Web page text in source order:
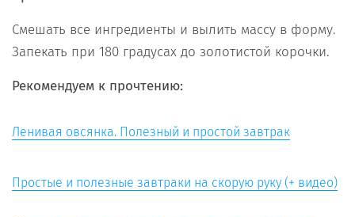
Смешать все ингредиенты и вылить массу в форму.
Запекать при 180 градусах до золотистой корочки.
Рекомендуем к прочтению:
Ленивая овсянка. Полезный и простой завтрак
Простые и полезные завтраки на скорую руку (+ видео)